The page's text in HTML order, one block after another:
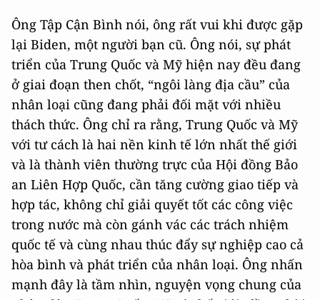
Ông Tập Cận Bình nói, ông rất vui khi được gặp
lại Biden, một người bạn cũ. Ông nói, sự phát
triển của Trung Quốc và Mỹ hiện nay đều đang
ở giai đoạn then chốt, “ngôi làng địa cầu” của
nhân loại cũng đang phải đối mặt với nhiều
thách thức. Ông chỉ ra rằng, Trung Quốc và Mỹ
với tư cách là hai nền kinh tế lớn nhất thế giới
và là thành viên thường trực của Hội đồng Bảo
an Liên Hợp Quốc, cần tăng cường giao tiếp và
hợp tác, không chỉ giải quyết tốt các công việc
trong nước mà còn gánh vác các trách nhiệm
quốc tế và cùng nhau thúc đẩy sự nghiệp cao cả
hòa bình và phát triển của nhân loại. Ông nhấn
mạnh đây là tầm nhìn, nguyện vọng chung của